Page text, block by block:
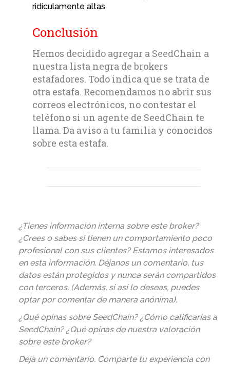
ridículamente altas
Conclusión
Hemos decidido agregar a SeedChain a
nuestra lista negra de brokers
estafadores. Todo indica que se trata de
otra estafa. Recomendamos no abrir sus
correos electrónicos, no contestar el
teléfono si un agente de SeedChain te
llama. Da aviso a tu familia y conocidos
sobre esta estafa.
¿Tienes información interna sobre este broker?
¿Crees o sabes si tienen un comportamiento poco
profesional con sus clientes? Estamos interesados
en esta información. Déjanos un comentario, tus
datos están protegidos y nunca serán compartidos
con terceros. (Además, si así lo deseas, puedes
optar por comentar de manera anónima).
¿Qué opinas sobre SeedChain? ¿Cómo calificarías a
SeedChain? ¿Qué opinas de nuestra valoración
sobre este broker?
Deja un comentario. Comparte tu experiencia con